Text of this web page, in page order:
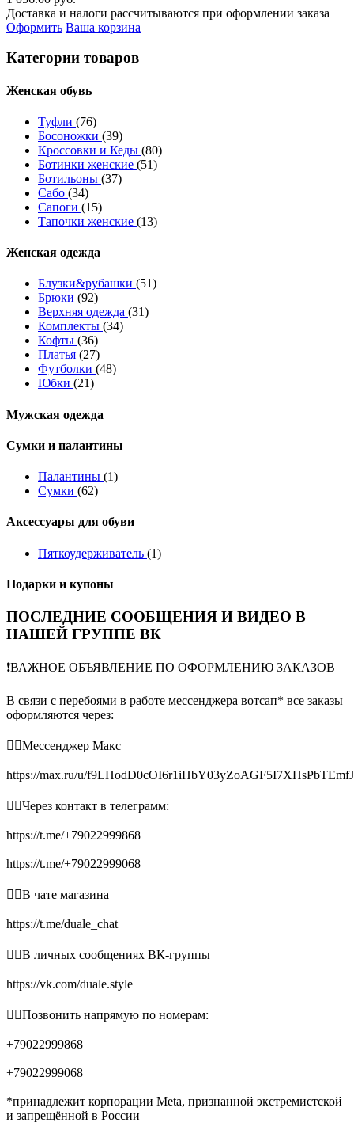
Доставка и налоги рассчитываются при оформлении заказа
Оформить Ваша корзина
Категории товаров
Женcкая обувь
Туфли (76)
Босоножки (39)
Кроссовки и Кеды (80)
Ботинки женские (51)
Ботильоны (37)
Сабо (34)
Сапоги (15)
Тапочки женские (13)
Женская одежда
Блузки&рубашки (51)
Брюки (92)
Верхняя одежда (31)
Комплекты (34)
Кофты (36)
Платья (27)
Футболки (48)
Юбки (21)
Мужская одежда
Сумки и палантины
Палантины (1)
Сумки (62)
Аксессуары для обуви
Пяткоудерживатель (1)
Подарки и купоны
ПОСЛЕДНИЕ СООБЩЕНИЯ И ВИДЕО В
НАШЕЙ ГРУППЕ ВК
❗️ВАЖНОЕ ОБЪЯВЛЕНИЕ ПО ОФОРМЛЕНИЮ ЗАКАЗОВ
В связи с перебоями в работе мессенджера вотсап* все заказы
оформляются через:
👉🏻Мессенджер Макс
https://max.ru/u/
👉🏻Через контакт в телеграмм:
https://t.me/+79022999868
https://t.me/+79022999068
👉🏻В чате магазина
https://t.me/duale_chat
👉🏻В личных сообщениях ВК-группы
https://vk.com/duale.style
👉🏻Позвонить напрямую по номерам:
+79022999868
+79022999068
*принадлежит корпорации Meta, признанной экстремистской
и запрещённой в России